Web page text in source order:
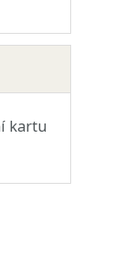
kartu